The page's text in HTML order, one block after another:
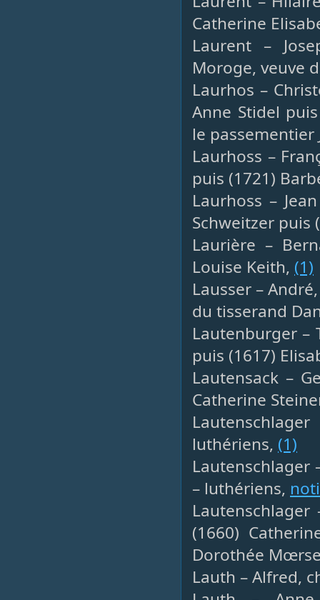
Catherine
Laurent –
Moroge, veuve
Laurhos –
Anne Stidel
le
Laurhoss –
puis (1721)
Laurhoss –
Schweitzer puis
Laurière –
Louise Keith, (1)
Lausser –
du tisserand
Lautenburger –
puis (1617)
Lautensack –
Catherine
luthériens, (1)
Lautenschlager
– luthériens,
(1660)
Dorothée
Lauth – Alfred,